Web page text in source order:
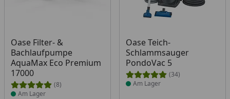
Oase Filter- &
Bachlaufpumpe
AquaMax Eco Premium
17000
(8)
Produkt am Lager
Am Lager
Oase Teich-
Schlammsauger
PondoVac 5
(34)
Produkt am Lager
Am Lager